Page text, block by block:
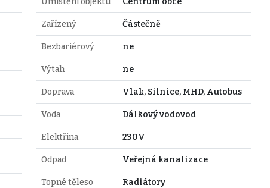
Zařízený Částečně
Bezbariérový ne
Výtah ne
Doprava Vlak, Silnice, MHD, Autobus
Voda Dálkový vodovod
Elektřina 230V
Odpad Veřejná kanalizace
Topné těleso Radiátory